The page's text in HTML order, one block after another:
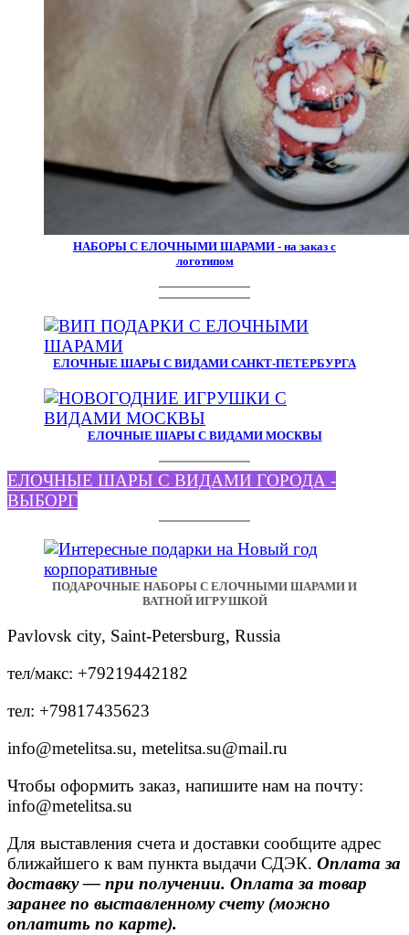
НАБОРЫ С ЕЛОЧНЫМИ ШАРАМИ - на заказ с
логотипом
ЕЛОЧНЫЕ ШАРЫ С ВИДАМИ САНКТ-ПЕТЕРБУРГА
ЕЛОЧНЫЕ ШАРЫ С ВИДАМИ МОСКВЫ
ЕЛОЧНЫЕ ШАРЫ С ВИДАМИ ГОРОДА -
ВЫБОРГ
ПОДАРОЧНЫЕ НАБОРЫ С ЕЛОЧНЫМИ ШАРАМИ И
ВАТНОЙ ИГРУШКОЙ
Pavlovsk city, Saint-Petersburg, Russia
тел/макс: +79219442182
тел: +79817435623
info@metelitsa.su, metelitsa.su@mail.ru
Чтобы оформить заказ, напишите нам на почту:
info@metelitsa.su
Для выставления счета и доставки сообщите адрес
ближайшего к вам пункта выдачи СДЭК. Оплата за
доставку — при получении. Оплата за товар
заранее по выставленному счету (можно
оплатить по карте).